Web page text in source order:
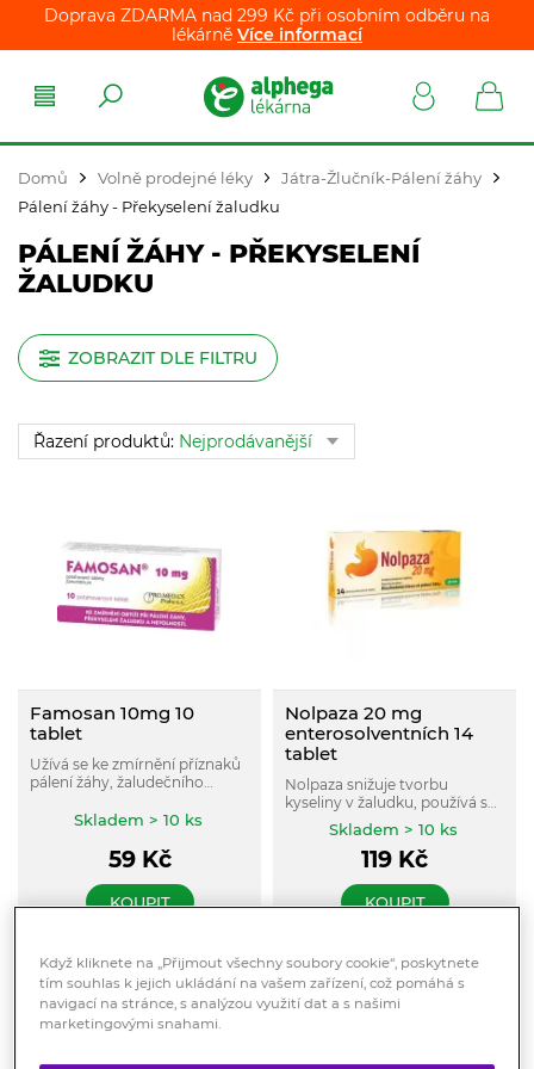
Doprava ZDARMA nad 299 Kč při osobním odběru na
lékárně Více informací
Domů Volně prodejné léky
Játra-Žlučník-Pálení žáhy
Pálení žáhy - Překyselení žaludku
PÁLENÍ ŽÁHY - PŘEKYSELENÍ
ŽALUDKU
ZOBRAZIT DLE FILTRU
Řazení produktů: Nejprodávanější
Famosan 10mg 10
tablet
Užívá se ke zmírnění příznaků
pálení žáhy, žaludečního
nevolnosti.Skladem > 10 ks
59Kč
KOUPIT
Nolpaza 20 mg
enterosolventních 14
tablet
Nolpaza snižuje tvorbu
kyseliny v žaludku, používá se
ke krátkodobé léčbě refluxních
příznaků (např. pálení žáhy,
kyselá regurgitace) u
Skladem > 10 ks
119 Kč
KOUPIT
Když kliknete na „Přijmout všechny soubory cookie“, poskytnete
tím souhlas k jejich ukládání na vašem zařízení, což pomáhá s
navigací na stránce, s analýzou využití dat a s našimi
marketingovými snahami.